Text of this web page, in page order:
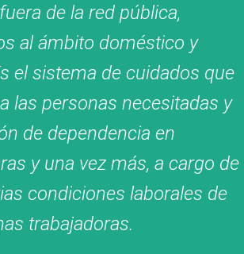
de la red pública,
al ámbito doméstico y
el sistema de cuidados que
las personas necesitadas y
de dependencia en
y una vez más, a cargo de
condiciones laborales de
trabajadoras.